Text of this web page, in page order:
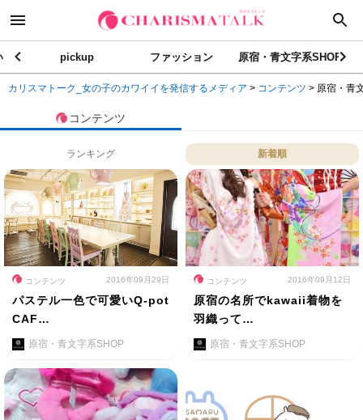
pickup ファッション 原宿・青文字系SHOP
カリスマトーク_女の子のカワイイを発信するメディア > コンテンツ > 原宿・青
コンテンツ
ランキング 新着順
コンテンツ 2016年09月29日
パステル一色で可愛いQ-pot
CAF…
原宿・青文字系SHOP
コンテンツ 2016年09月12日
原宿の名所でkawaii着物を
羽織って…
原宿・青文字系SHOP